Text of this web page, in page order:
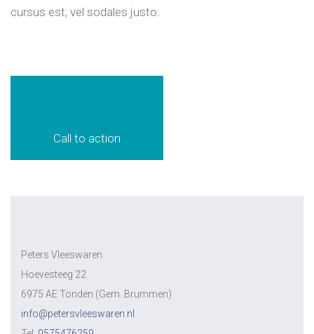
cursus est, vel sodales justo.
Call to action
Peters Vleeswaren
Hoevesteeg 22
6975 AE Tonden (Gem. Brummen)
info@petersvleeswaren.nl